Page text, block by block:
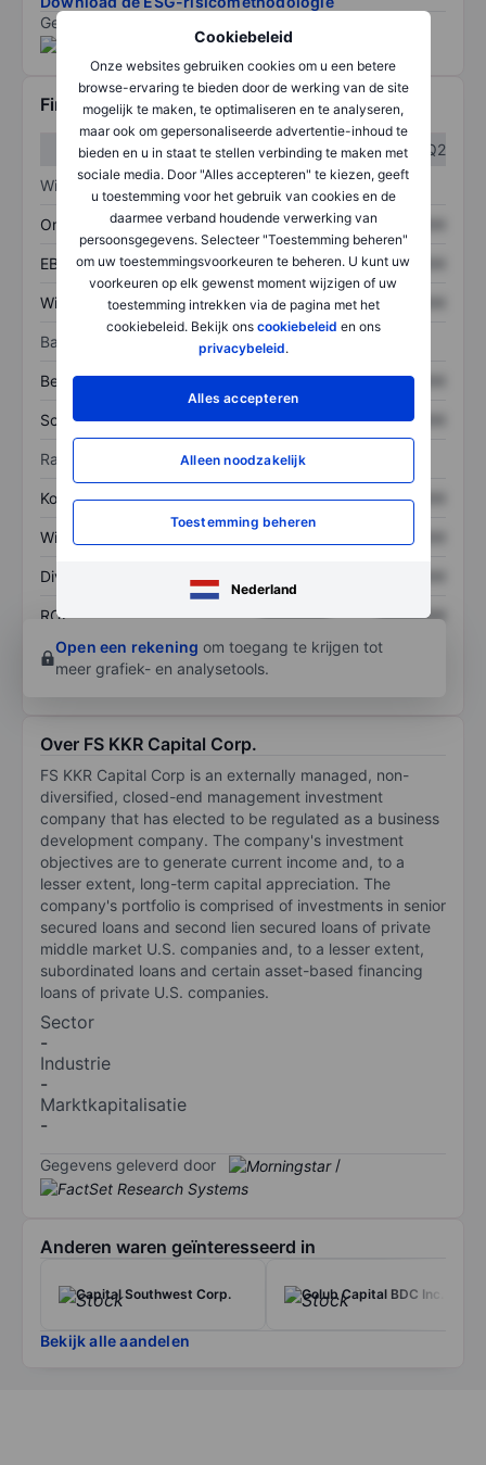
Cookiebeleid
Onze websites gebruiken cookies om u een betere
browse-ervaring te bieden door de werking van de site
mogelijk te maken, te optimaliseren en te analyseren,
maar ook om gepersonaliseerde advertentie-inhoud te
bieden en u in staat te stellen verbinding te maken met
sociale media. Door "Alles accepteren" te kiezen, geeft
u toestemming voor het gebruik van cookies en de
daarmee verband houdende verwerking van
persoonsgegevens. Selecteer "Toestemming beheren"
om uw toestemmingsvoorkeuren te beheren. U kunt uw
voorkeuren op elk gewenst moment wijzigen of uw
toestemming intrekken via de pagina met het
cookiebeleid. Bekijk ons cookiebeleid en ons
privacybeleid.
Alles accepteren
Alleen noodzakelijk
Toestemming beheren
Nederland
Gegevens geleverd door
Financiële gegevens
Q1
Q2
Winst/verlies
Omzet XXXXXXX
EBITDA XXXXXXX XXXXXXX
Winst XXXXXXX XXXXXXX
Balans
Bezittingen XXXXXXX XXXXXXX
Schulden XXXXXXX XXXXXXX
Ratio's
Koers/omzetratio XXXXXXX XXXXXXX
Winst per aandeel XXXXXXX
Dividend per aandeel
ROE XXXXXXX
XXXXXXX
Open een rekening om toegang te krijgen tot
meer grafiek- en analysetools.
Over FS KKR Capital Corp.
FS KKR Capital Corp is an externally managed, non-
diversified, closed-end management investment
company that has elected to be regulated as a business
development company. The company's investment
objectives are to generate current income and, to a
lesser extent, long-term capital appreciation. The
company's portfolio is comprised of investments in senior
secured loans and second lien secured loans of private
middle market U.S. companies and, to a lesser extent,
subordinated loans and certain asset-based financing
loans of private U.S. companies.
Sector
-
Industrie
-
Marktkapitalisatie
-
Gegevens geleverd door /
Anderen waren geïnteresseerd in
Capital Southwest Corp. Golub Capital BDC Inc.
Bekijk alle aandelen